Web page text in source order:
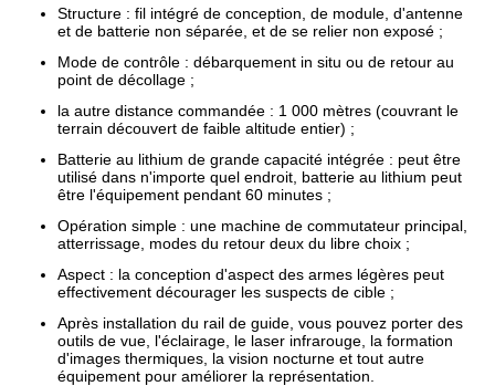
Structure : fil intégré de conception, de module, d'antenne
et de batterie non séparée, et de se relier non exposé ;
Mode de contrôle : débarquement in situ ou de retour au
point de décollage ;
la autre distance commandée : 1 000 mètres (couvrant le
terrain découvert de faible altitude entier) ;
Batterie au lithium de grande capacité intégrée : peut être
utilisé dans n'importe quel endroit, batterie au lithium peut
être l'équipement pendant 60 minutes ;
Opération simple : une machine de commutateur principal,
atterrissage, modes du retour deux du libre choix ;
Aspect : la conception d'aspect des armes légères peut
effectivement décourager les suspects de cible ;
Après installation du rail de guide, vous pouvez porter des
outils de vue, l'éclairage, le laser infrarouge, la formation
d'images thermiques, la vision nocturne et tout autre
équipement pour améliorer la représentation.